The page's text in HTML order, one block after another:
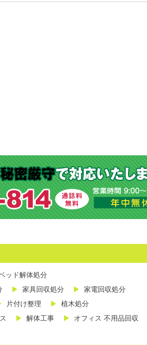
ッド解体処分
家具回収処分
家電回収処分
片付け整理
植木処分
解体工事
オフィス 不用品回収